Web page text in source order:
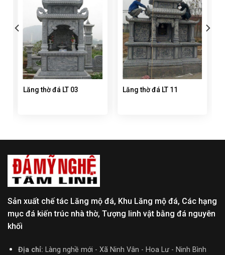
Lăng thờ đá LT 03 Lăng thờ đá LT 11
Sản xuất chế tác Lăng mộ đá, Khu Lăng mộ đá, Các hạng
mục đá kiến trúc nhà thờ, Tượng linh vật bằng đá nguyên
khối
Địa chỉ: Làng nghề mới - Xã Ninh Vân - Hoa Lư - Ninh Bình